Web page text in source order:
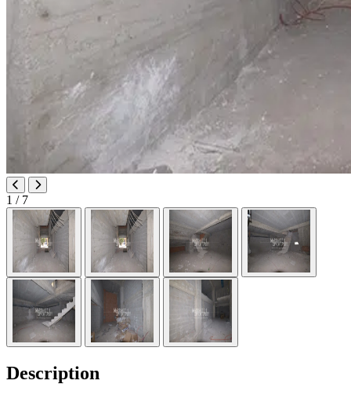
1 / 7
Description